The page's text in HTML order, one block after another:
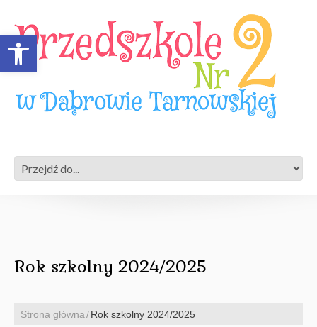
Open toolbar
Rok szkolny 2024/2025
Strona główna Rok szkolny 2024/2025